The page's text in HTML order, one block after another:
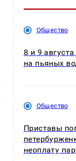
Общество
8 и 9
на пьяных
Общество
Приставы
неоплату